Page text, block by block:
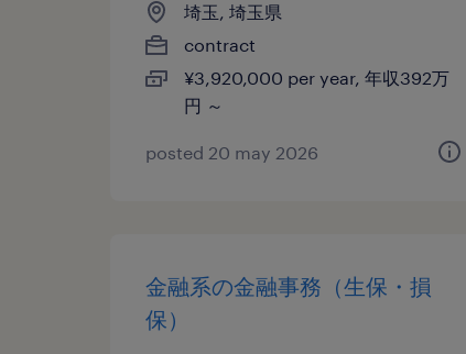
埼玉, 埼玉県
contract
¥3,920,000 per year, 年収392万
円 ～
posted 20 may 2026
金融系の金融事務（生保・損
保）